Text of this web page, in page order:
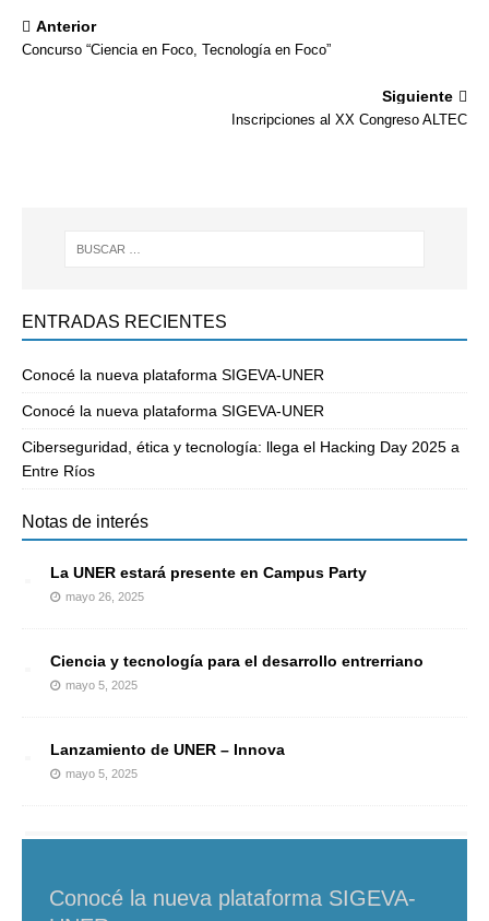
Anterior
Concurso “Ciencia en Foco, Tecnología en Foco”
Siguiente
Inscripciones al XX Congreso ALTEC
ENTRADAS RECIENTES
Conocé la nueva plataforma SIGEVA-UNER
Conocé la nueva plataforma SIGEVA-UNER
Ciberseguridad, ética y tecnología: llega el Hacking Day 2025 a
Entre Ríos
Notas de interés
La UNER estará presente en Campus Party
mayo 26, 2025
Ciencia y tecnología para el desarrollo entrerriano
mayo 5, 2025
Lanzamiento de UNER – Innova
mayo 5, 2025
Conocé la nueva plataforma SIGEVA-
Concurso InnovELA
Seminario abierto de posgrado: DD.HH,
Jornadas Iberoamericanas sobre
Convocatoria Jornadas Jóvenes